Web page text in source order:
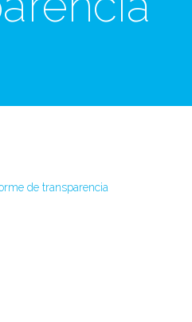
de transparencia